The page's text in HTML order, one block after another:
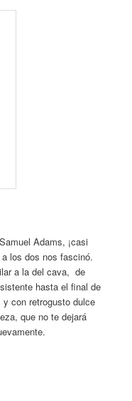
Adams, ¡casi
los dos nos fascinó.
a la del cava, de
hasta el final de
con retrogusto dulce
que no te dejará